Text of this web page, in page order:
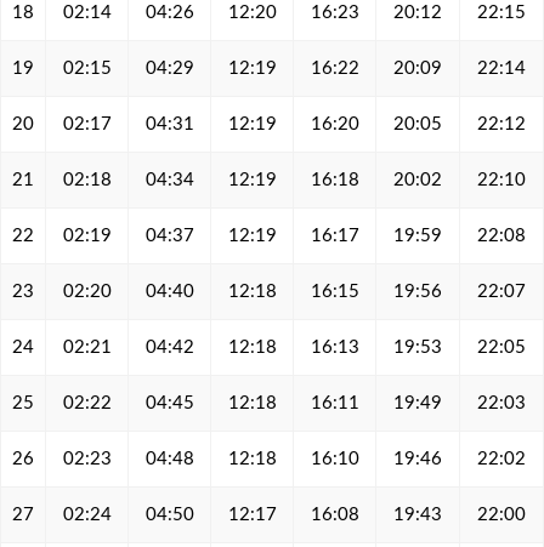
18 02:14 04:26 12:20 16:23 20:12 22:15
19 02:15 04:29 12:19 16:22 20:09 22:14
20 02:17 04:31 12:19 16:20 20:05 22:12
21 02:18 04:34 12:19 16:18 20:02 22:10
22 02:19 04:37 12:19 16:17 19:59 22:08
23 02:20 04:40 12:18 16:15 19:56 22:07
24 02:21 04:42 12:18 16:13 19:53 22:05
25 02:22 04:45 12:18 16:11 19:49 22:03
26 02:23 04:48 12:18 16:10 19:46 22:02
27 02:24 04:50 12:17 16:08 19:43 22:00